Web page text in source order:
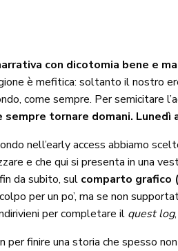
con dicotomia bene e
è mefitica: soltanto il nostro
come sempre. Per
tornare domani. Lunedì
nell’early access abbiamo
e che qui si presenta in una
da subito, sul comparto grafico
per un po’, ma se non
per completare il quest log
per finire una storia che spesso